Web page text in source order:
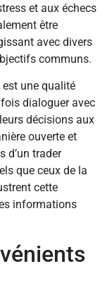
et aux échecs
être
avec divers
communs.
une qualité
dialoguer avec
décisions aux
ouverte et
d’un trader
que ceux de la
cette
informations